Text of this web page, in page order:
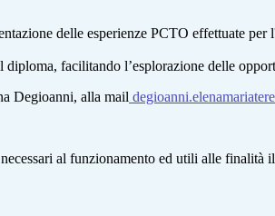
delle esperienze PCTO effettuate
facilitando l’esplorazione delle
Degioanni, alla mail
al funzionamento ed utili alle finalità